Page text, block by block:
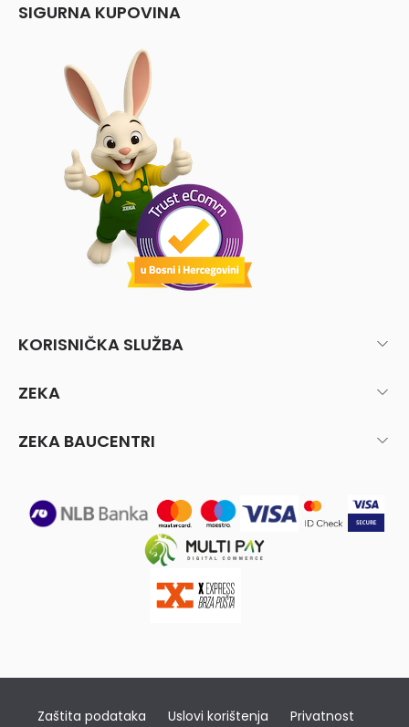
SIGURNA KUPOVINA
KORISNIČKA SLUŽBA
ZEKA
ZEKA BAUCENTRI
Zaštita podataka Uslovi korištenja Privatnost